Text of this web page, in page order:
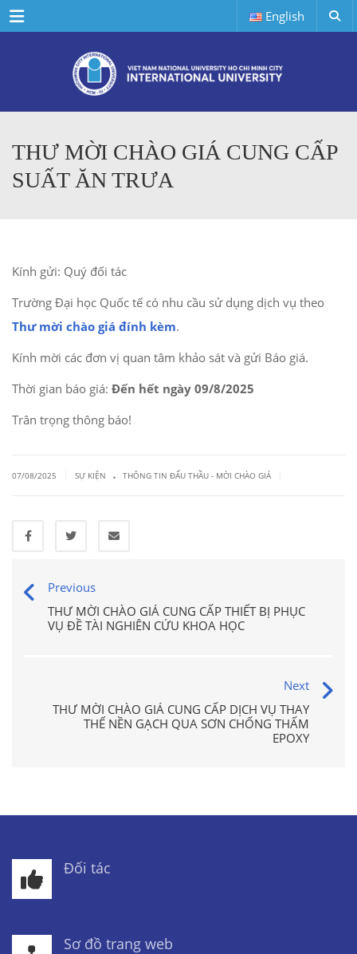
Menu English
THƯ MỜI CHÀO GIÁ CUNG CẤP
SUẤT ĂN TRƯA
Kính gửi: Quý đối tác
Trường Đại học Quốc tế có nhu cầu sử dụng dịch vụ theo
Thư mời chào giá đính kèm.
Kính mời các đơn vị quan tâm khảo sát và gửi Báo giá.
Thời gian báo giá: Đến hết ngày 09/8/2025
Trân trọng thông báo!
07/08/2025 SỰ KIỆN . THÔNG TIN ĐẤU THẦU - MỜI CHÀO GIÁ
Previous
THƯ MỜI CHÀO GIÁ CUNG CẤP THIẾT BỊ PHỤC
VỤ ĐỀ TÀI NGHIÊN CỨU KHOA HỌC
Next
THƯ MỜI CHÀO GIÁ CUNG CẤP DỊCH VỤ THAY
THẾ NỀN GẠCH QUA SƠN CHỐNG THẤM
EPOXY
Đối tác
Sơ đồ trang web